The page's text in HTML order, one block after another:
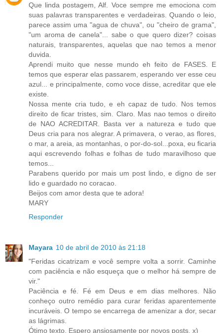
Que linda postagem, Alf. Voce sempre me emociona com
suas palavras transparentes e verdadeiras. Quando o leio,
parece assim uma "agua de chuva", ou "cheiro de grama",
"um aroma de canela"... sabe o que quero dizer? coisas
naturais, transparentes, aquelas que nao temos a menor
duvida.
Aprendi muito que nesse mundo eh feito de FASES. E
temos que esperar elas passarem, esperando ver esse ceu
azul... e principalmente, como voce disse, acreditar que ele
existe.
Nossa mente cria tudo, e eh capaz de tudo. Nos temos
direito de ficar tristes, sim. Claro. Mas nao temos o direito
de NAO ACREDITAR. Basta ver a natureza e tudo que
Deus cria para nos alegrar. A primavera, o verao, as flores,
o mar, a areia, as montanhas, o por-do-sol...poxa, eu ficaria
aqui escrevendo folhas e folhas de tudo maravilhoso que
temos...
Parabens querido por mais um post lindo, e digno de ser
lido e guardado no coracao.
Beijos com amor desta que te adora!
MARY
Responder
Mayara 10 de abril de 2010 às 21:18
"Feridas cicatrizam e você sempre volta a sorrir. Caminhe
com paciência e não esqueça que o melhor há sempre de
vir."
Paciência e fé. Fé em Deus e em dias melhores. Não
conheço outro remédio para curar feridas aparentemente
incuráveis. O tempo se encarrega de amenizar a dor, secar
as lágrimas.
Ótimo texto. Espero ansiosamente por novos posts. x)